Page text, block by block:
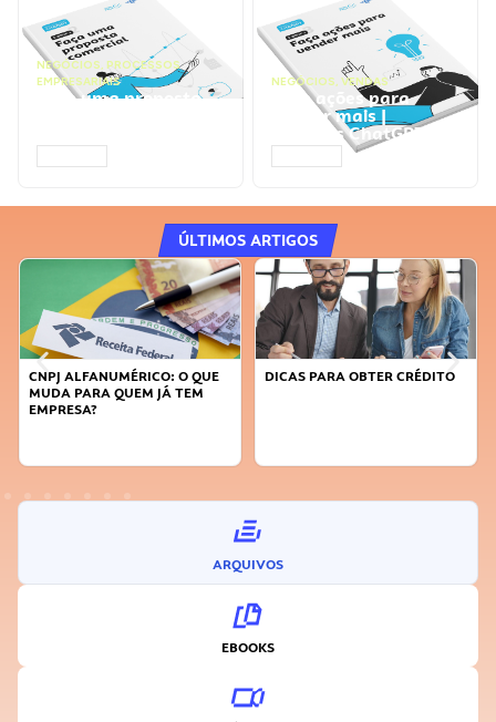
NEGÓCIOS, PROCESSOS
EMPRESARIAIS
Faça uma proposta
NEGÓCIOS, VENDAS
Faça ações para
vender mais |
Prompts ChatGPT
ÚLTIMOS ARTIGOS
DICAS PARA OBTER CRÉDITO
FAÇA A DIFERENÇA: SEJA
ARQUIVOS
EBOOKS